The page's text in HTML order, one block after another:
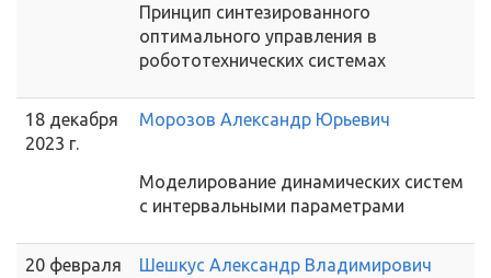
Принцип синтезированного
оптимального управления в
робототехнических системах
18 декабря
2023 г.
Морозов Александр Юрьевич
Моделирование динамических систем
с интервальными параметрами
20 февраля
Шешкус Александр Владимирович